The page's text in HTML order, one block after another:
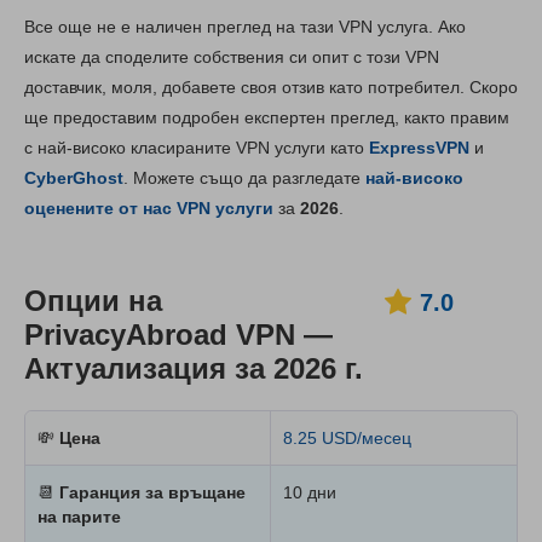
Ключови опции 7.0
Инсталиране и приложения 8.0
Надеждност и поддръжка 7.8
Все още не е наличен преглед на тази VPN услуга. Ако
искате да споделите собствения си опит с този VPN
доставчик, моля, добавете своя отзив като потребител. Скоро
ще предоставим подробен експертен преглед, както правим
с най-високо класираните VPN услуги като ExpressVPN и
CyberGhost . Можете също да разгледате най-високо
оценените от нас VPN услуги за 2026
Опции на
PrivacyAbroad VPN —
Актуализация за 2026 г.
7.0
💸 Цена 8.25 USD/месец
📆 Гаранция за връщане
на парите
10 дни